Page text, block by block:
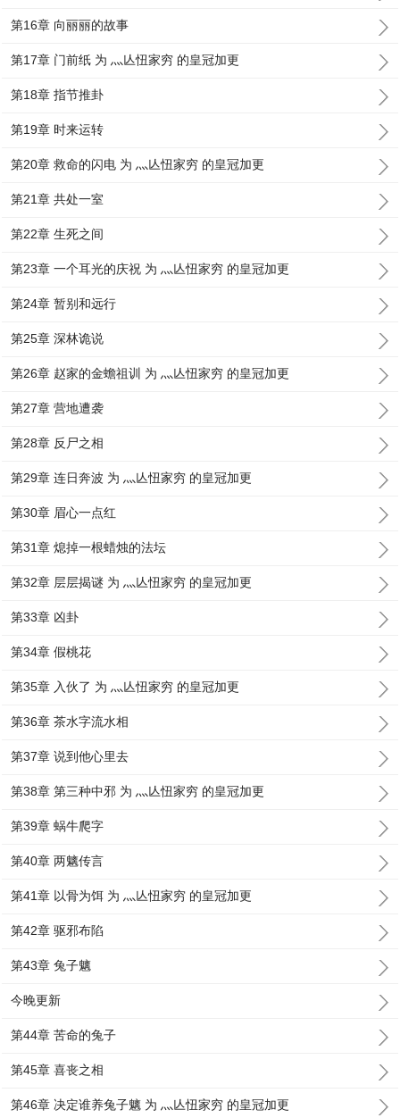
第16章 向丽丽的故事
第17章 门前纸 为 灬亾忸家穷 的皇冠加更
第18章 指节推卦
第19章 时来运转
第20章 救命的闪电 为 灬亾忸家穷 的皇冠加更
第21章 共处一室
第22章 生死之间
第23章 一个耳光的庆祝 为 灬亾忸家穷 的皇冠加更
第24章 暂别和远行
第25章 深林诡说
第26章 赵家的金蟾祖训 为 灬亾忸家穷 的皇冠加更
第27章 营地遭袭
第28章 反尸之相
第29章 连日奔波 为 灬亾忸家穷 的皇冠加更
第30章 眉心一点红
第31章 熄掉一根蜡烛的法坛
第32章 层层揭谜 为 灬亾忸家穷 的皇冠加更
第33章 凶卦
第34章 假桃花
第35章 入伙了 为 灬亾忸家穷 的皇冠加更
第36章 茶水字流水相
第37章 说到他心里去
第38章 第三种中邪 为 灬亾忸家穷 的皇冠加更
第39章 蜗牛爬字
第40章 两魑传言
第41章 以骨为饵 为 灬亾忸家穷 的皇冠加更
第42章 驱邪布陷
第43章 兔子魑
今晚更新
第44章 苦命的兔子
第45章 喜丧之相
第46章 决定谁养兔子魑 为 灬亾忸家穷 的皇冠加更